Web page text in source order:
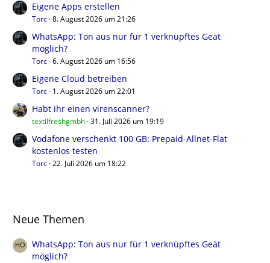
Eigene Apps erstellen
Torc 8. August 2026 um 21:26
WhatsApp: Ton aus nur für 1 verknüpftes Geät
möglich?
Torc 6. August 2026 um 16:56
Eigene Cloud betreiben
Torc 1. August 2026 um 22:01
Habt ihr einen virenscanner?
textilfreshgmbh 31. Juli 2026 um 19:19
Vodafone verschenkt 100 GB: Prepaid-Allnet-Flat
kostenlos testen
Torc 22. Juli 2026 um 18:22
Neue Themen
WhatsApp: Ton aus nur für 1 verknüpftes Geät
möglich?